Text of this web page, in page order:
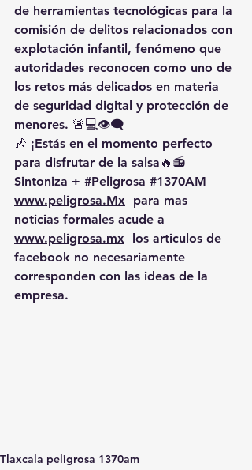
de herramientas tecnológicas para la
comisión de delitos relacionados con
explotación infantil, fenómeno que
autoridades reconocen como uno de
los retos más delicados en materia
de seguridad digital y protección de
menores. 🚨💻👁️‍🗨️
🎶 ¡Estás en el momento perfecto
para disfrutar de la salsa🔥📻
Sintoniza + #Peligrosa #1370AM
www.peligrosa.Mx para mas
noticias formales acude a
www.peligrosa.mx los articulos de
facebook no necesariamente
corresponden con las ideas de la
empresa.
Tlaxcala peligrosa 1370am